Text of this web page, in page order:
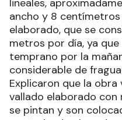
lineales,
ancho y 8
elaborado, que se
metros por día, ya
temprano por la
considerable de
Explicaron que la
vallado elaborado con
se pintan y son